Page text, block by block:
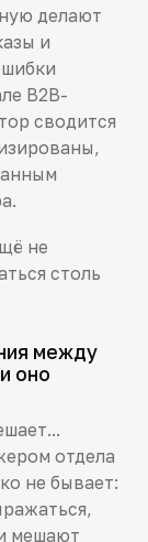
делают
и
B2B-
сводится
не
столь
между
оно
отдела
не бывает:
мешают